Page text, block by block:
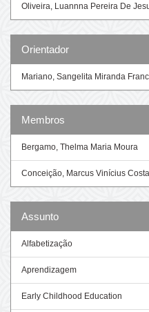
Oliveira, Luannna Pereira De
Orientador
Mariano, Sangelita Miranda
Membros
Bergamo, Thelma Maria Moura
Conceição, Marcus Vinícius Costa
Assunto
Alfabetização
Aprendizagem
Early Childhood Education